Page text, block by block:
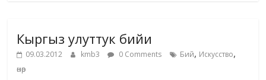
Кыргыз улуттук бийи
09.03.2012 kmb3 0 Comments Бий, Искусство,
өнөр